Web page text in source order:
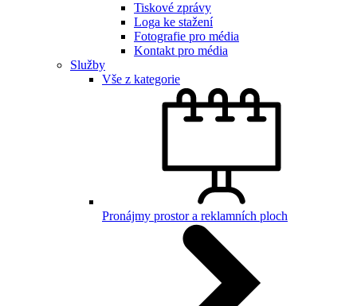
Tiskové zprávy
Loga ke stažení
Fotografie pro média
Kontakt pro média
Služby
Vše z kategorie
Pronájmy prostor a reklamních ploch